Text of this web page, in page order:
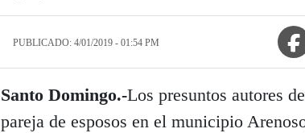
PUBLICADO: 4/01/2019 - 01:54 PM
Santo Domingo.-Los presuntos autores
pareja de esposos en el municipio